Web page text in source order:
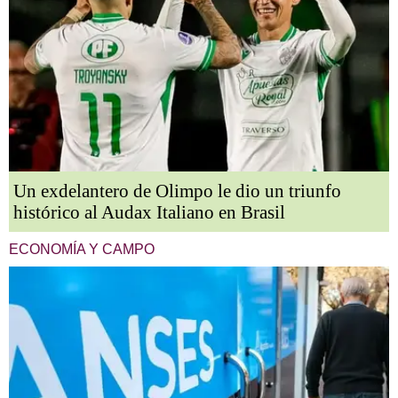
Un exdelantero de Olimpo le dio un triunfo
histórico al Audax Italiano en Brasil
ECONOMÍA Y CAMPO